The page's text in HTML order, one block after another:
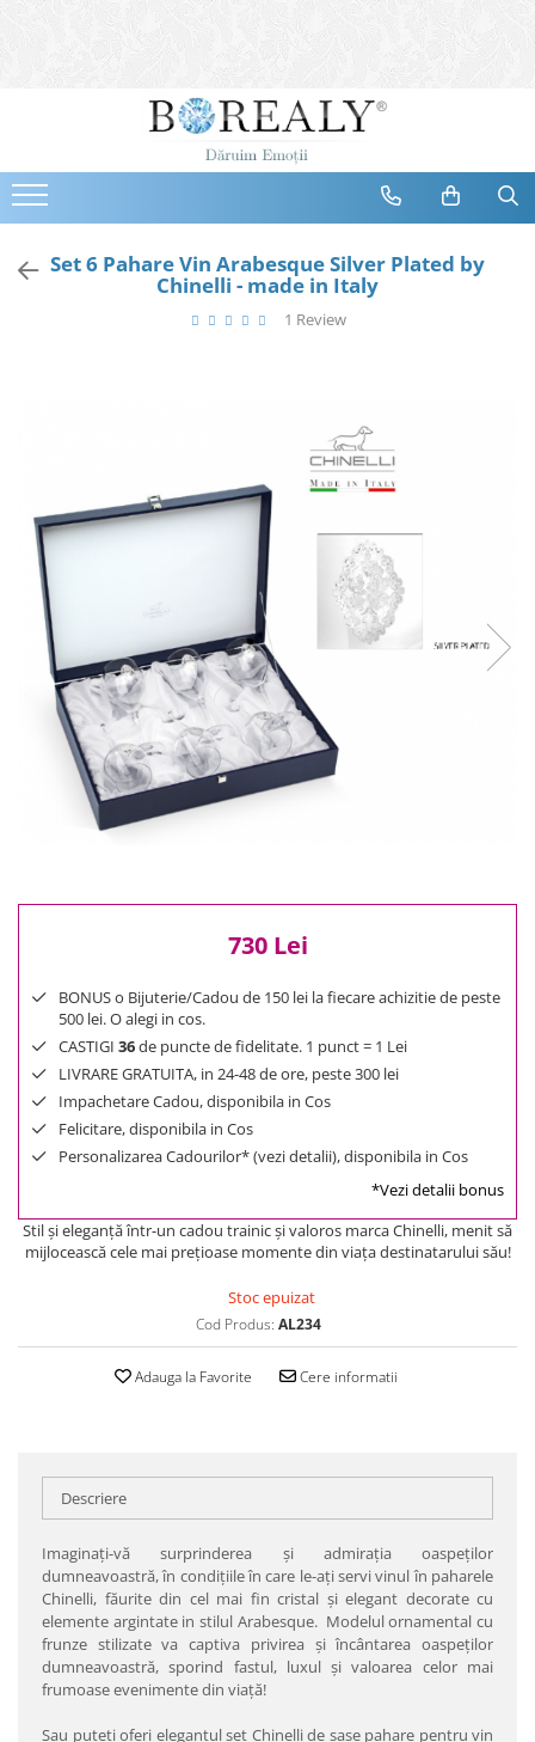
Bijuterii
Cercei
Bratari
Coliere
Selectii
Reduceri
Cele mai noi
Cele mai vandute
Cele mai votate
Cu video
0 Lei - 100 Lei
100 Lei - 200 Lei
200 Lei - 300 Lei
300 Lei - 500 Lei
1000 Lei +
Set 6 Pahare Vin Arabesque Silver Plated by
Chinelli - made in Italy
1 Review
730 Lei
BONUS o Bijuterie/Cadou de 150 lei la fiecare achizitie de peste
500 lei. O alegi in cos.
CASTIGI 36de puncte de fidelitate. 1 punct = 1 Lei
LIVRARE GRATUITA, in 24-48 de ore, peste 300 lei
Impachetare Cadou, disponibila in Cos
Felicitare, disponibila in Cos
Personalizarea Cadourilor* (vezi detalii), disponibila in Cos
*Vezi detalii bonus
Stil şi eleganţă într-un cadou trainic şi valoros marca Chinelli, menit să
mijlocească cele mai preţioase momente din viaţa destinatarului său!
Stoc epuizat
Cod Produs: AL234
Adauga la Favorite Cere informatii
Descriere
Imaginaţi-vă surprinderea şi admiraţia oaspeţilor
dumneavoastră, în condiţiile în care le-aţi servi vinul în paharele
Chinelli, făurite din cel mai fin cristal şi elegant decorate cu
elemente argintate in stilul Arabesque. Modelul ornamental cu
frunze stilizate va captiva privirea şi încântarea oaspeţilor
dumneavoastră, sporind fastul, luxul şi valoarea celor mai
frumoase evenimente din viaţă!
Sau puteţi oferi elegantul set Chinelli de şase pahare pentru vin